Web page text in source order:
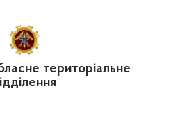
територіальне